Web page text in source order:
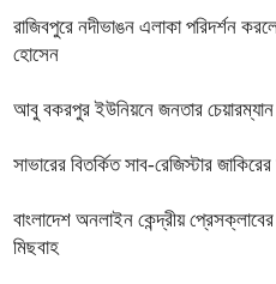
রাজিবপুরে নদীভাঙন এলাকা পরিদর্শন
হোসেন
আবু বকরপুর ইউনিয়নে জনতার
সাভারের বিতর্কিত সাব-রেজিস্টার
বাংলাদেশ অনলাইন কেন্দ্রীয়
মিছবাহ